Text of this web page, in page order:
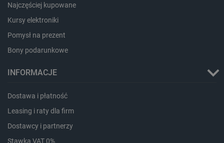
Najczęściej kupowane
Kursy elektroniki
Pomysł na prezent
Bony podarunkowe
INFORMACJE
Dostawa i płatność
Leasing i raty dla firm
Dostawcy i partnerzy
Stawka VAT 0%
LaSID